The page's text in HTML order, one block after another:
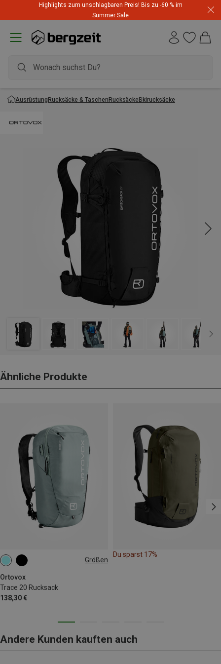
Highlights zum unschlagbaren Preis! Bis zu -60 % im
Summer Sale
AusrüstungRucksäcke & TaschenRucksäckeSkirucksäcke
Ähnliche Produkte
Größen
Ortovox
Trace 20 Rucksack
138,30 €
20L
Du sparst 17%
Andere Kunden kauften auch